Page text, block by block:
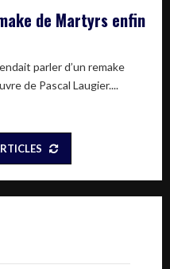
de Martyrs enfin
parler d’un remake
de Pascal Laugier....